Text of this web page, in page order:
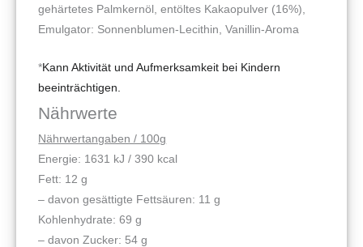
gehärtetes Palmkernöl, entöltes Kakaopulver (16%),
Emulgator: Sonnenblumen-Lecithin, Vanillin-Aroma
*Kann Aktivität und Aufmerksamkeit bei Kindern
beeinträchtigen.
Nährwerte
Nährwertangaben / 100g
Energie: 1631 kJ / 390 kcal
Fett: 12 g
– davon gesättigte Fettsäuren: 11 g
Kohlenhydrate: 69 g
– davon Zucker: 54 g